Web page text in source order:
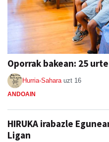
Oporrak bakean: 25
Hurria-Sahara uzt 16
ANDOAIN
HIRUKA irabazle
Ligan